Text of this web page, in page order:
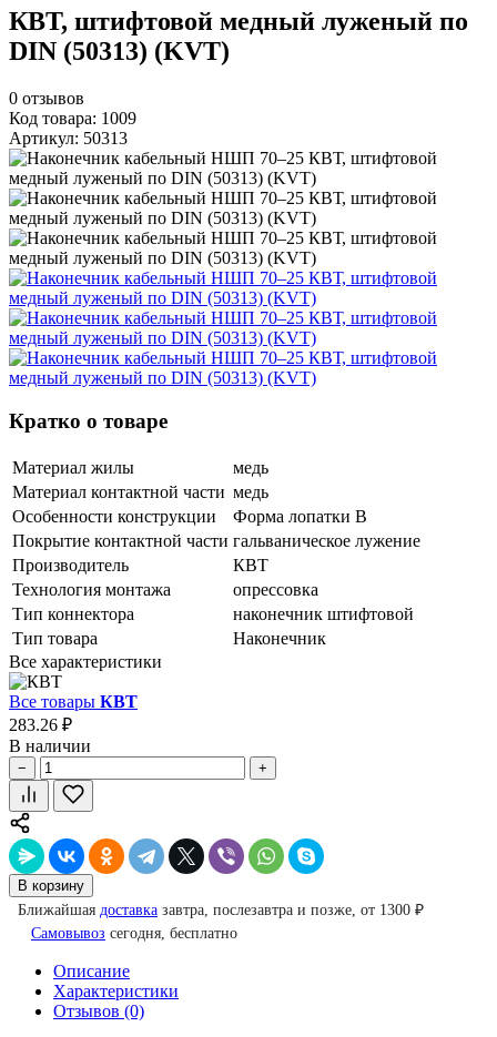
КВТ, штифтовой медный луженый по
DIN (50313) (KVT)
0 отзывов
Код товара: 1009
Артикул: 50313
Кратко о товаре
Материал жилы
медь
Материал контактной части медь
Особенности конструкции
Форма лопатки В
Покрытие контактной части гальваническое лужение
Производитель
КВТ
Технология монтажа
опрессовка
Тип коннектора
наконечник штифтовой
Тип товара
Наконечник
Все характеристики
Все товары КВТ
283.26 ₽
В наличии
− +
В корзину
Ближайшая доставка завтра, послезавтра и позже, от 1300 ₽
Самовывоз сегодня, бесплатно
Описание
Характеристики
Отзывов (0)